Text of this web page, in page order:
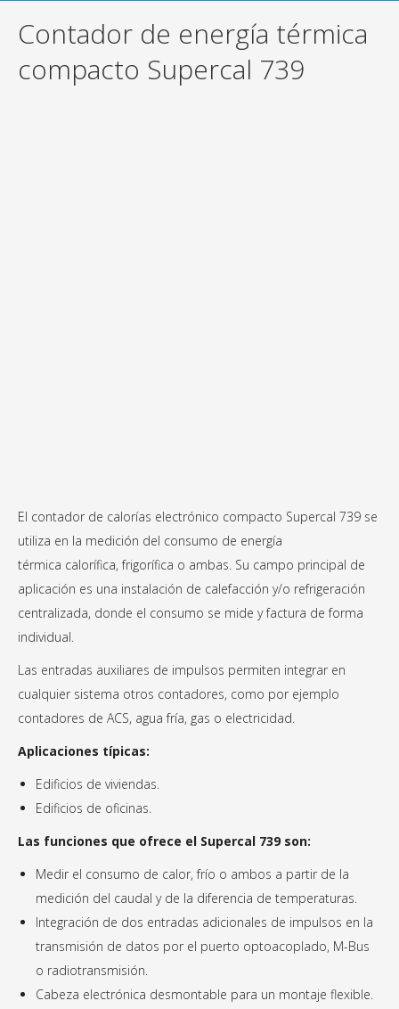
Contador de energía térmica
compacto Supercal 739
El contador de calorías electrónico compacto Supercal 739 se
utiliza en la medición del consumo de energía
térmica calorífica, frigorífica o ambas. Su campo principal de
aplicación es una instalación de calefacción y/o refrigeración
centralizada, donde el consumo se mide y factura de forma
individual.
Las entradas auxiliares de impulsos permiten integrar en
cualquier sistema otros contadores, como por ejemplo
contadores de ACS, agua fría, gas o electricidad.
Aplicaciones típicas:
Edificios de viviendas.
Edificios de oficinas.
Las funciones que ofrece el Supercal 739 son:
Medir el consumo de calor, frío o ambos a partir de la
medición del caudal y de la diferencia de temperaturas.
Integración de dos entradas adicionales de impulsos en la
transmisión de datos por el puerto optoacoplado, M-Bus
o radiotransmisión.
Cabeza electrónica desmontable para un montaje flexible.